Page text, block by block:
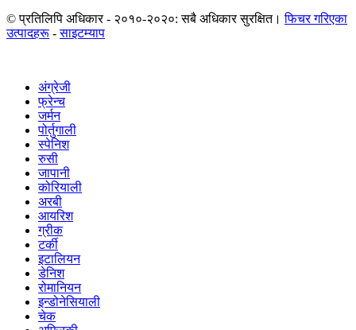
© प्रतिलिपि अधिकार - २०१०-२०२०: सबै अधिकार सुरक्षित।फिचर गरिएका
उत्पादहरू -साइटम्याप
अंग्रेजी
फ्रेन्च
जर्मन
पोर्तुगाली
स्पेनिश
रुसी
जापानी
कोरियाली
अरबी
आयरिश
ग्रीक
टर्की
इटालियन
डेनिश
रोमानियन
इन्डोनेसियाली
चेक